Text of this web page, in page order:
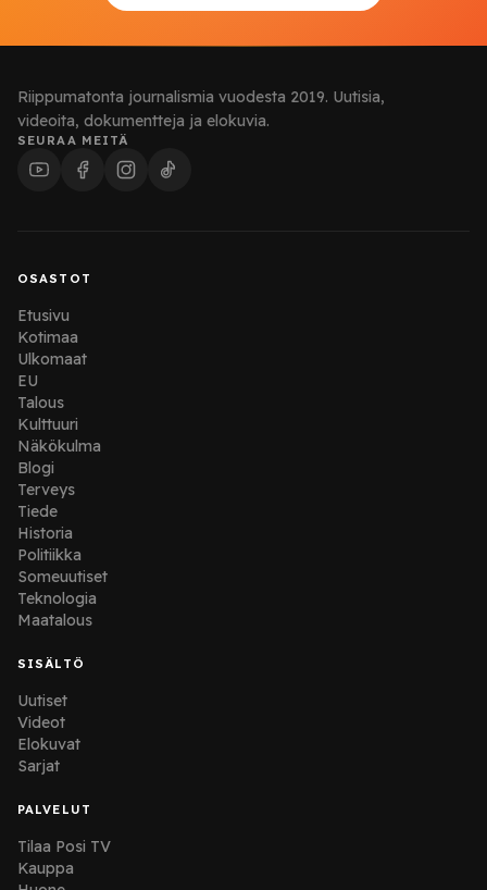
Riippumatonta journalismia vuodesta 2019. Uutisia,
videoita, dokumentteja ja elokuvia.
SEURAA MEITÄ
OSASTOT
Etusivu
Kotimaa
Ulkomaat
EU
Talous
Kulttuuri
Näkökulma
Blogi
Terveys
Tiede
Historia
Politiikka
Someuutiset
Teknologia
Maatalous
SISÄLTÖ
Uutiset
Videot
Elokuvat
Sarjat
PALVELUT
Tilaa Posi TV
Kauppa